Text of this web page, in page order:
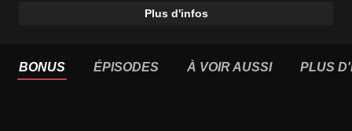
Plus d'infos
BONUS ÉPISODES À VOIR AUSSI PLUS